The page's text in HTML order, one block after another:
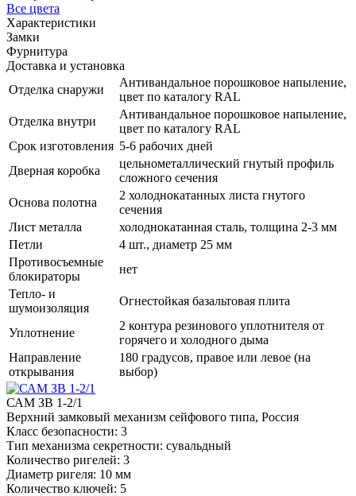
Все цвета
Характеристики
Замки
Фурнитура
Доставка и установка
Отделка снаружи
Антивандальное порошковое напыление,
цвет по каталогу RAL
Отделка внутри
Антивандальное порошковое напыление,
цвет по каталогу RAL
Срок изготовления 5-6 рабочих дней
Дверная коробка
цельнометаллический гнутый профиль
сложного сечения
Основа полотна
2 холоднокатанных листа гнутого
сечения
Лист металла
холоднокатанная сталь, толщина 2-3 мм
Петли
4 шт., диаметр 25 мм
Противосъемные
блокираторы
нет
Тепло- и
шумоизоляция
Огнестойкая базальтовая плита
Уплотнение
2 контура резинового уплотнителя от
горячего и холодного дыма
Направление
открывания
180 градусов, правое или левое (на
выбор)
САМ ЗВ 1-2/1
Верхний замковый механизм сейфового типа, Россия
Класс безопасности: 3
Тип механизма секретности: сувальдный
Количество ригелей: 3
Диаметр ригеля: 10 мм
Количество ключей: 5